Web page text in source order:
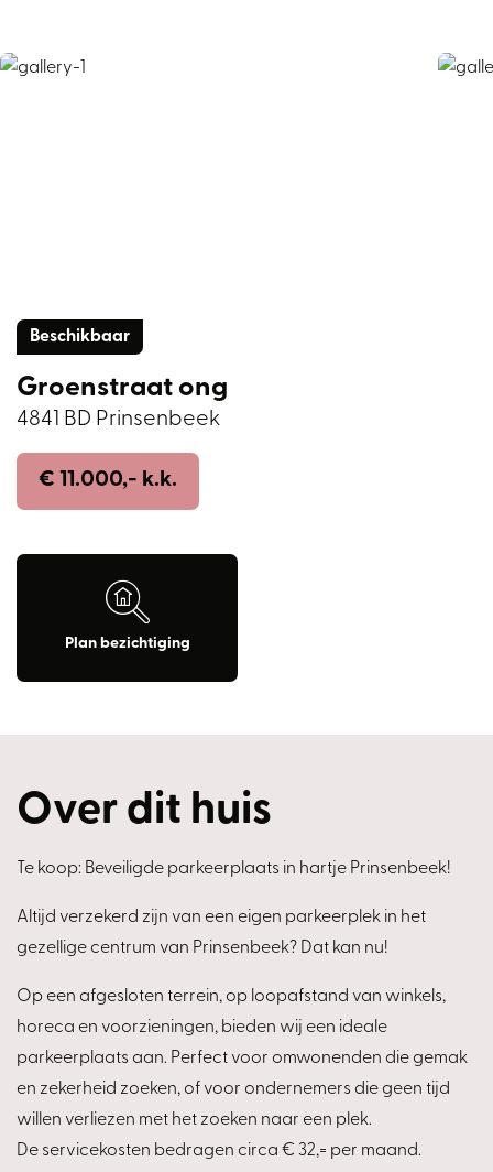
Beschikbaar
Groenstraat ong
4841 BD Prinsenbeek
€ 11.000,- k.k.
Plan bezichtiging
Over dit huis
Te koop: Beveiligde parkeerplaats in hartje Prinsenbeek!
Altijd verzekerd zijn van een eigen parkeerplek in het
gezellige centrum van Prinsenbeek? Dat kan nu!
Op een afgesloten terrein, op loopafstand van winkels,
horeca en voorzieningen, bieden wij een ideale
parkeerplaats aan. Perfect voor omwonenden die gemak
en zekerheid zoeken, of voor ondernemers die geen tijd
willen verliezen met het zoeken naar een plek.
De servicekosten bedragen circa € 32,= per maand.